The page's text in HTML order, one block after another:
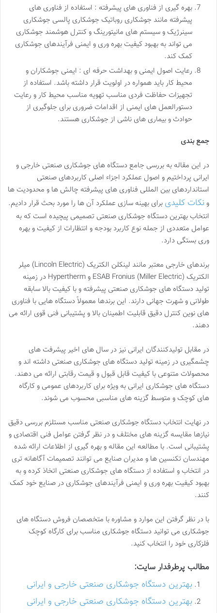
بهره گیری از فناوری های پیشرفته : استفاده از فناوری های
پیشرفته مانند جوشکاری روباتیک جوشکاری پالسی جوشکاری
سینرژیک و سیستم های مانیتورینگ و کنترل هوشمند جوشکاری
می تواند به بهبود کیفیت بهره وری و ایمنی فرآیندهای جوشکاری
کمک کند.
رعایت اصول ایمنی و بهداشت حرفه ای : ایمنی جوشکاران و
محیط کار باید همواره در اولویت قرار داشته باشد. استفاده از
تجهیزات حفاظت فردی مناسب تهویه مناسب محیط کار و رعایت
دستورالعمل های ایمنی از اقدامات ضروری برای جلوگیری از
حوادث و بیماری های ناشی از جوشکاری هستند.
جمع بندی
در این مقاله به بررسی جامع دستگاه های جوشکاری صنعتی خارجی و
ایرانی پرداختیم و اصول عملکرد اجزاء اصلی کاربردهای صنعتی
استانداردهای بین المللی فناوری های پیشرفته چالش ها و محدودیت ها
و نکات کلیدی برای بهینه سازی عملکرد آن ها را مورد بحث قرار دادیم.
انتخاب بهترین دستگاه جوشکاری صنعتی تصمیمی پیچیده است که به
عوامل متعددی از جمله نوع کاربرد بودجه و انتظارات از کیفیت و بهره
وری بستگی دارد.
برندهای خارجی معتبر مانند لینکلن الکتریک (Lincoln Electric) میلر
الکتریک (Miller Electric) ESAB Fronius و Hypertherm در زمینه
تولید دستگاه های جوشکاری صنعتی پیشرفته و با کیفیت بالا سابقه
طولانی و شهرت جهانی دارند. این برندها معمولاً دستگاه هایی با فناوری
های نوین کنترل دقیق قابلیت اطمینان بالا و پشتیبانی فنی قوی ارائه می
دهند.
در مقابل تولیدکنندگان ایرانی نیز در سال های اخیر پیشرفت های
چشمگیری در زمینه تولید دستگاه های جوشکاری صنعتی داشته اند و
محصولات متنوعی با کیفیت قابل قبول و قیمت رقابتی ارائه می دهند.
دستگاه های جوشکاری ایرانی به ویژه برای کاربردهای عمومی و کارگاه
های کوچک و متوسط گزینه های مناسبی محسوب می شوند.
در نهایت انتخاب دستگاه جوشکاری صنعتی مناسب مستلزم بررسی دقیق
نیازها مقایسه گزینه های مختلف و در نظر گرفتن عوامل فنی اقتصادی و
پشتیبانی است. با مطالعه این مقاله و بهره گیری از اطلاعات ارائه شده
مهندسان تکنسین ها و مدیران صنایع می توانند تصمیمات آگاهانه تری
در انتخاب و استفاده از دستگاه های جوشکاری صنعتی اتخاذ کرده و به
بهبود کیفیت بهره وری و ایمنی فرآیندهای جوشکاری در صنایع خود کمک
کنند.
با در نظر گرفتن این موارد و مشاوره با متخصصان فروش دستگاه های
جوشکاری می توانید دستگاه جوشکاری مناسب برای کارگاه کوچک
فلزکاری خود را انتخاب کنید.
مطالب پرطرفدار سایت:
بهترین دستگاه جوشکاری صنعتی خارجی و ایرانی
بهترین دستگاه جوشکاری صنعتی خارجی و ایرانی